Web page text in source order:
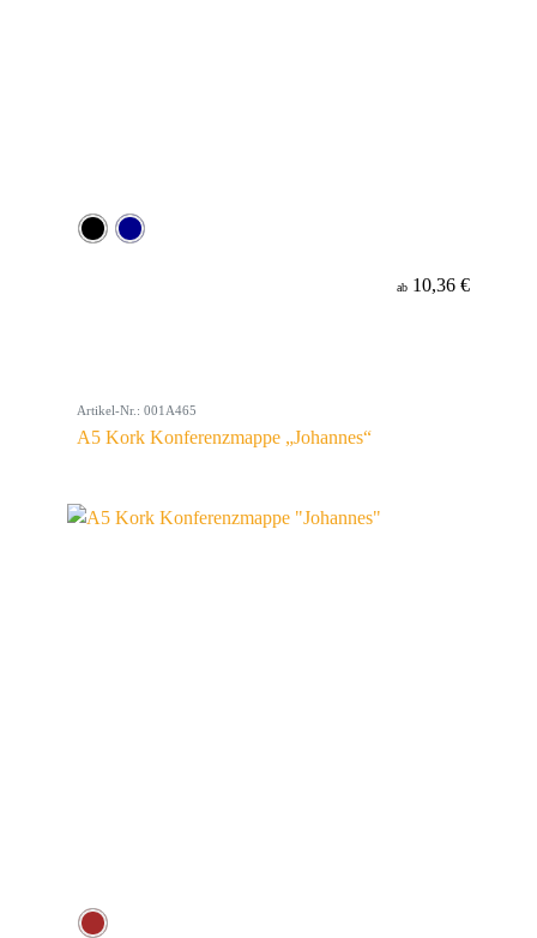
ab 10,36 €
Artikel-Nr.: 001A465
A5 Kork Konferenzmappe „Johannes“